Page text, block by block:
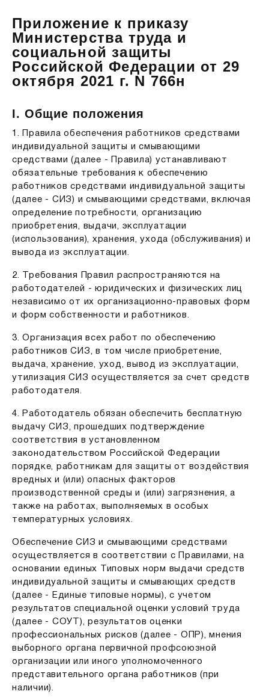
Приложение к приказу
Министерства труда и
социальной защиты
Российской Федерации от 29
октября 2021 г. N 766н
I. Общие положения
1. Правила обеспечения работников средствами
индивидуальной защиты и смывающими
средствами (далее - Правила) устанавливают
обязательные требования к обеспечению
работников средствами индивидуальной защиты
(далее - СИЗ) и смывающими средствами, включая
определение потребности, организацию
приобретения, выдачи, эксплуатации
(использования), хранения, ухода (обслуживания) и
вывода из эксплуатации.
2. Требования Правил распространяются на
работодателей - юридических и физических лиц
независимо от их организационно-правовых форм
и форм собственности и работников.
3. Организация всех работ по обеспечению
работников СИЗ, в том числе приобретение,
выдача, хранение, уход, вывод из эксплуатации,
утилизация СИЗ осуществляется за счет средств
работодателя.
4. Работодатель обязан обеспечить бесплатную
выдачу СИЗ, прошедших подтверждение
соответствия в установленном
законодательством Российской Федерации
порядке, работникам для защиты от воздействия
вредных и (или) опасных факторов
производственной среды и (или) загрязнения, а
также на работах, выполняемых в особых
температурных условиях.
Обеспечение СИЗ и смывающими средствами
осуществляется в соответствии с Правилами, на
основании единых Типовых норм выдачи средств
индивидуальной защиты и смывающих средств
(далее - Единые типовые нормы), с учетом
результатов специальной оценки условий труда
(далее - СОУТ), результатов оценки
профессиональных рисков (далее - ОПР), мнения
выборного органа первичной профсоюзной
организации или иного уполномоченного
представительного органа работников (при
наличии).